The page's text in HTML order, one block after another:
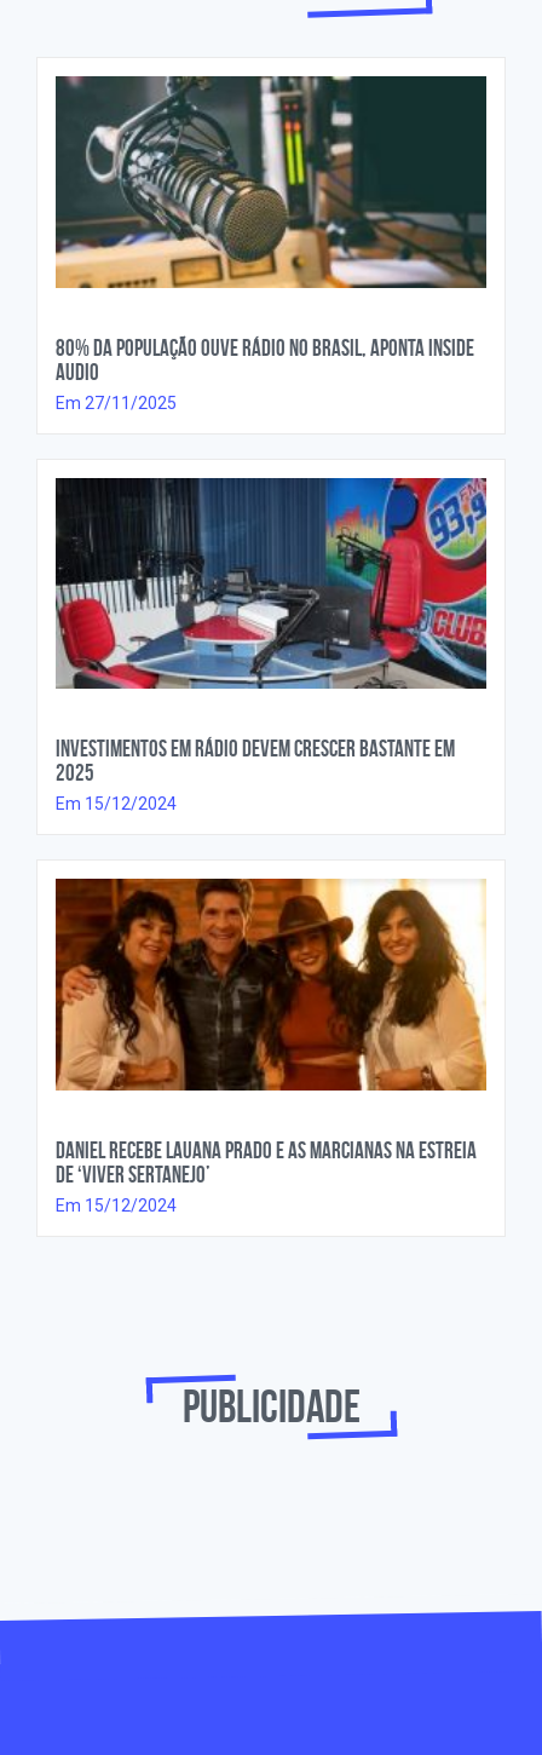
80% da população ouve rádio no Brasil, aponta Inside
Audio
Em 27/11/2025
Investimentos em rádio devem crescer bastante em
2025
Em 15/12/2024
Daniel recebe Lauana Prado e As Marcianas na estreia
de ‘Viver Sertanejo’
Em 15/12/2024
Publicidade